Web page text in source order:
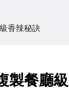
香辣秘訣
製餐廳